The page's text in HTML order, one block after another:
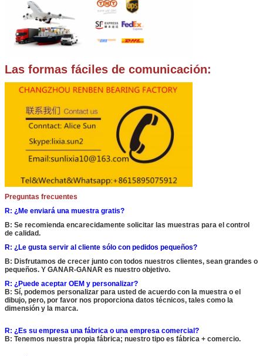
Las formas fáciles de comunicación:
Preguntas frecuentes
R: ¿Me enviará una muestra gratis?
B: Se recomienda encarecidamente solicitar las muestras para el control
de calidad.
R: ¿Le gusta servir al cliente sólo con pedidos pequeños?
B: Disfrutamos de crecer junto con todos nuestros clientes, sean grandes o
pequeños. Y GANAR-GANAR es nuestro objetivo.
R: ¿Puede aceptar OEM y personalizar?
B: Sí, podemos personalizar para usted de acuerdo con la muestra o el
dibujo, pero, por favor nos proporciona datos técnicos, tales como la
dimensión y la marca.
R: ¿Es su empresa una fábrica o una empresa comercial?
B: Tenemos nuestra propia fábrica; nuestro tipo es fábrica + comercio.